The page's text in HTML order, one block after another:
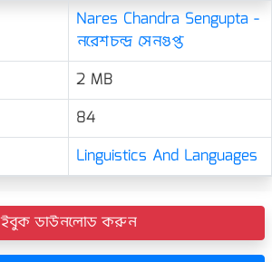
Nares Chandra Sengupta -
নরেশচন্দ্র সেনগুপ্ত
2 MB
84
Linguistics And Languages
ইবুক ডাউনলোড করুন